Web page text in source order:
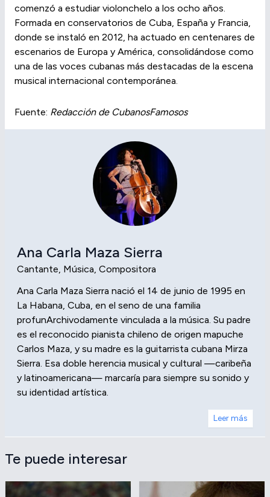
comenzó a estudiar violonchelo a los ocho años.
Formada en conservatorios de Cuba, España y Francia,
donde se instaló en 2012, ha actuado en centenares de
escenarios de Europa y América, consolidándose como
una de las voces cubanas más destacadas de la escena
musical internacional contemporánea.
Fuente: Redacción de CubanosFamosos
Ana Carla Maza Sierra
Cantante, Música, Compositora
Ana Carla Maza Sierra nació el 14 de junio de 1995 en
La Habana, Cuba, en el seno de una familia
profunArchivodamente vinculada a la música. Su padre
es el reconocido pianista chileno de origen mapuche
Carlos Maza, y su madre es la guitarrista cubana Mirza
Sierra. Esa doble herencia musical y cultural —caribeña
y latinoamericana— marcaría para siempre su sonido y
su identidad artística.
Leer más
Te puede interesar